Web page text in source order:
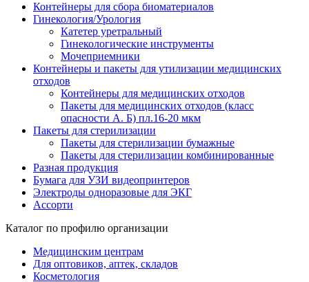
Контейнеры для сбора биоматериалов
Гинекология/Урология
Катетер уретральный
Гинекологические инструменты
Мочеприемники
Контейнеры и пакеты для утилизации медицинских
отходов
Контейнеры для медицинских отходов
Пакеты для медицинских отходов (класс
опасности А. Б) пл.16-20 мкм
Пакеты для стерилизации
Пакеты для стерилизации бумажные
Пакеты для стерилизации комбинированные
Разная продукция
Бумага для УЗИ видеопринтеров
Электроды одноразовые для ЭКГ
Ассорти
Каталог по профилю организации
Медицинским центрам
Для оптовиков, аптек, складов
Косметология